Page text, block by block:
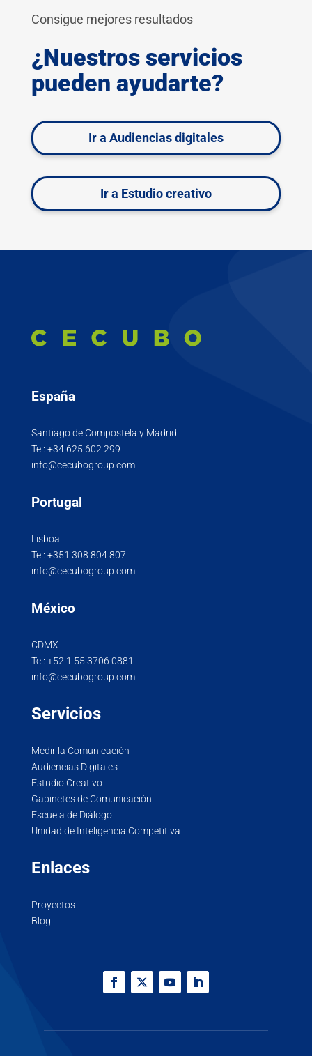
Consigue mejores resultados
¿Nuestros servicios
pueden ayudarte?
Ir a Audiencias digitales
Ir a Estudio creativo
España
Santiago de Compostela y Madrid
Tel: +34 625 602 299
info@cecubogroup.com
Portugal
Lisboa
Tel: +351 308 804 807
info@cecubogroup.com
México
CDMX
Tel: +52 1 55 3706 0881
info@cecubogroup.com
Servicios
Medir la Comunicación
Audiencias Digitales
Estudio Creativo
Gabinetes de Comunicación
Escuela de Diálogo
Unidad de Inteligencia Competitiva
Enlaces
Proyectos
Blog